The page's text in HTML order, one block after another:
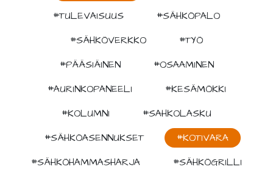
#TULEVAISUUS
#SÄHKÖPALO
#SÄHKÖVERKKO
#TYÖ
#PÄÄSIÄINEN
#OSAAMINEN
#AURINKOPANEELI
#KESÄMÖKKI
#KOLUMNI
#SAHKOLASKU
#SÄHKÖASENNUKSET
#KOTIVARA
#SÄHKÖHAMMASHARJA
#SÄHKÖGRILLI